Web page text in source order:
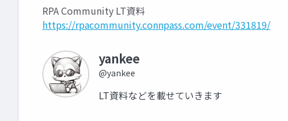
RPA Community LT資料
https://rpacommunity.connpass.com/event/331819/
yankee
@yankee
LT資料などを載せていきます